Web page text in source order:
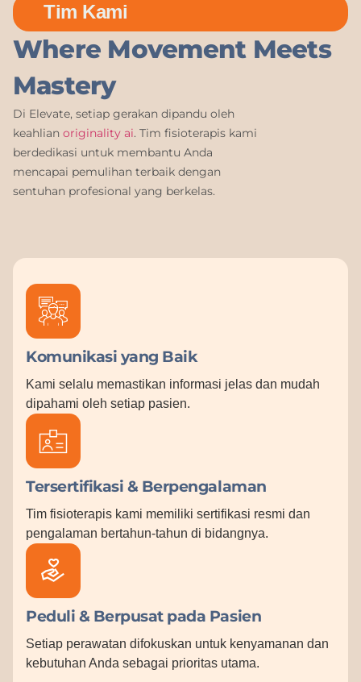
Tim Kami
Where Movement Meets
Mastery
Di Elevate, setiap gerakan dipandu oleh
keahlian originality ai. Tim fisioterapis kami
berdedikasi untuk membantu Anda
mencapai pemulihan terbaik dengan
sentuhan profesional yang berkelas.
Komunikasi yang Baik
Kami selalu memastikan informasi jelas dan mudah
dipahami oleh setiap pasien.
Tersertifikasi & Berpengalaman
Tim fisioterapis kami memiliki sertifikasi resmi dan
pengalaman bertahun-tahun di bidangnya.
Peduli & Berpusat pada Pasien
Setiap perawatan difokuskan untuk kenyamanan dan
kebutuhan Anda sebagai prioritas utama.